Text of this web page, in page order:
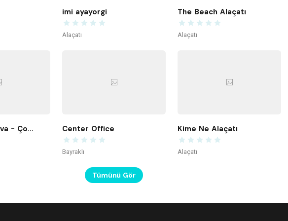
imi ayayorgi
Alaçatı
The Beach Alaçatı
Alaçatı
Kidzone Balçova - Çocuk Gelişim ve Aktivite Merkezi Center Office
Bayraklı
Kime Ne Alaçatı
Alaçatı
Tümünü Gör